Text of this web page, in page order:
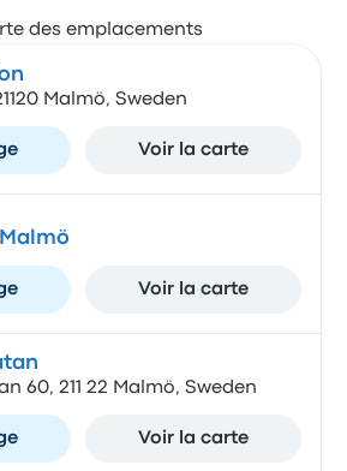
Malmö, Sweden
Voir la carte
Voir la carte
60, 211 22 Malmö, Sweden
Voir la carte